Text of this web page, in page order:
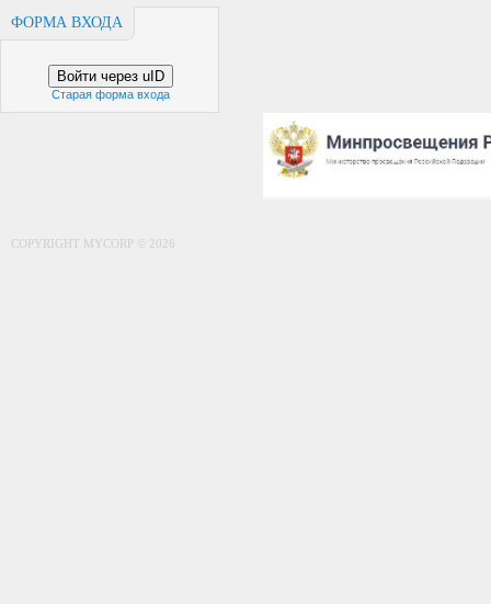
ФОРМА ВХОДА
Войти через uID
Старая форма входа
COPYRIGHT MYCORP © 2026